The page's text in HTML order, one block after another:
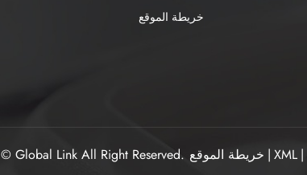
خريطة الموقع
© Global Link All Right Reserved. خريطة الموقع | XML |